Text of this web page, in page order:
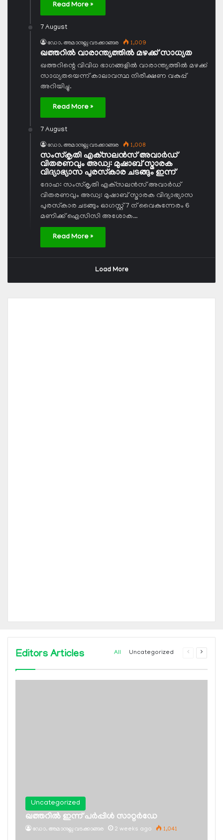
Read More »
7 August
ഡോ. അമാനുല്ല വടക്കാങ്ങര 1,009
ഖത്തറില്‍ വാരാന്ത്യത്തില്‍ മഴക്ക് സാധ്യത
ഖത്തറിന്റെ വിവിധ ഭാഗങ്ങളില്‍ വാരാന്ത്യത്തില്‍ മഴക്ക്
സാധ്യതയെന്ന് കാലാവസ്ഥ നിരീക്ഷണ വകുപ്പ്
അറിയിച്ചു.
Read More »
7 August
ഡോ. അമാനുല്ല വടക്കാങ്ങര 1,008
സംസ്‌കൃതി എക്‌സലന്‍സ് അവാര്‍ഡ്
വിതരണവും അഡ്വ: മുഷാബ് സ്മാരക
വിദ്യാഭ്യാസ പുരസ്‌കാര ചടങ്ങും ഇന്ന്
ദോഹ: സംസ്‌കൃതി എക്‌സലന്‍സ് അവാര്‍ഡ്
വിതരണവും അഡ്വ: മുഷാബ് സ്മാരക വിദ്യാഭ്യാസ
പുരസ്‌കാര ചടങ്ങും ഓഗസ്റ്റ് 7 ന് വൈകുന്നേരം 6
മണിക്ക് ഐസിസി അശോക…
Read More »
Load More
Editors Articles All Uncategorized
Previous
Next
Uncategorized
ഖത്തറില്‍ ഇന്ന് പര്‍പ്പിള്‍ സാറ്റര്‍ഡേ
ഡോ. അമാനുല്ല വടക്കാങ്ങര 2 weeks ago 1,041